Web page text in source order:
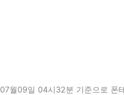
월09일 04시32분 기준으로 폰